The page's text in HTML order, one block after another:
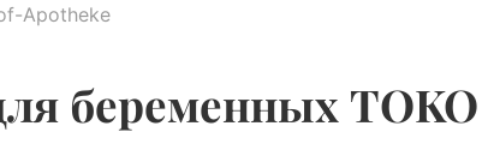
Apotheke
беременных